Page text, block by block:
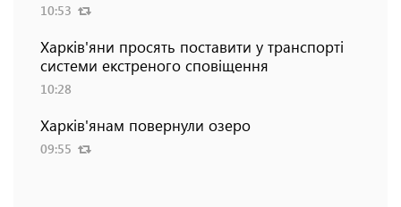
10:53
Харків'яни просять поставити у транспорті
системи екстреного сповіщення
10:28
Харків'янам повернули озеро
09:55